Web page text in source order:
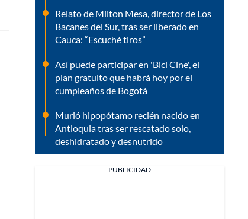
Relato de Milton Mesa, director de Los
Bacanes del Sur, tras ser liberado en
Cauca: “Escuché tiros”
Así puede participar en 'Bici Cine', el
plan gratuito que habrá hoy por el
cumpleaños de Bogotá
Murió hipopótamo recién nacido en
Antioquia tras ser rescatado solo,
deshidratado y desnutrido
PUBLICIDAD